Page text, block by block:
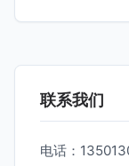
联系我们
电话：